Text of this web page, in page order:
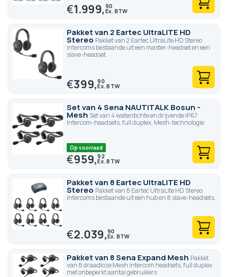
€1.999,90
Pakket van 2 Eartec UltraLITE HD
Stereo Pakket van 2 Eartec UltraLite HD Stereo
intercoms bestaande uit een master-headset en een
slave-headset.
€399,90
Set van 4 Sena NAUTITALK Bosun -
Mesh Set van 4 waterdichte en drijvende IP67
Intercom-headsets, full duplex, Mesh-technologie.
Op voorraad
€959,92
Pakket van 8 Eartec UltraLITE HD
Stereo Pakket van 8 Eartec UltraLite HD Stereo
intercoms bestaande uit een hub en 8 slave-headsets.
€2.039,90
Pakket van 8 Sena Expand Mesh Pakket
van 8 draadloze Mesh intercom headsets, full duplex
met onbeperkt aantal gebruikers